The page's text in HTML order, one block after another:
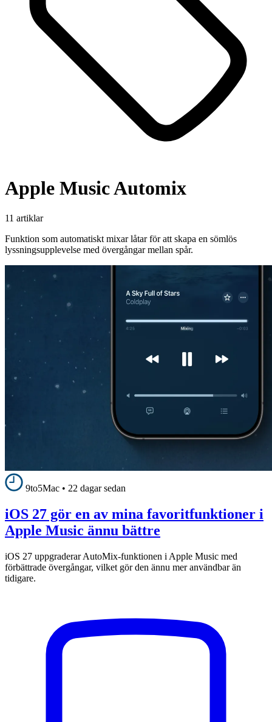
Apple Music Automix
11 artiklar
Funktion som automatiskt mixar låtar för att skapa en sömlös
lyssningsupplevelse med övergångar mellan spår.
9to5Mac • 22 dagar sedan
iOS 27 gör en av mina favoritfunktioner i
Apple Music ännu bättre
iOS 27 uppgraderar AutoMix-funktionen i Apple Music med
förbättrade övergångar, vilket gör den ännu mer användbar än
tidigare.